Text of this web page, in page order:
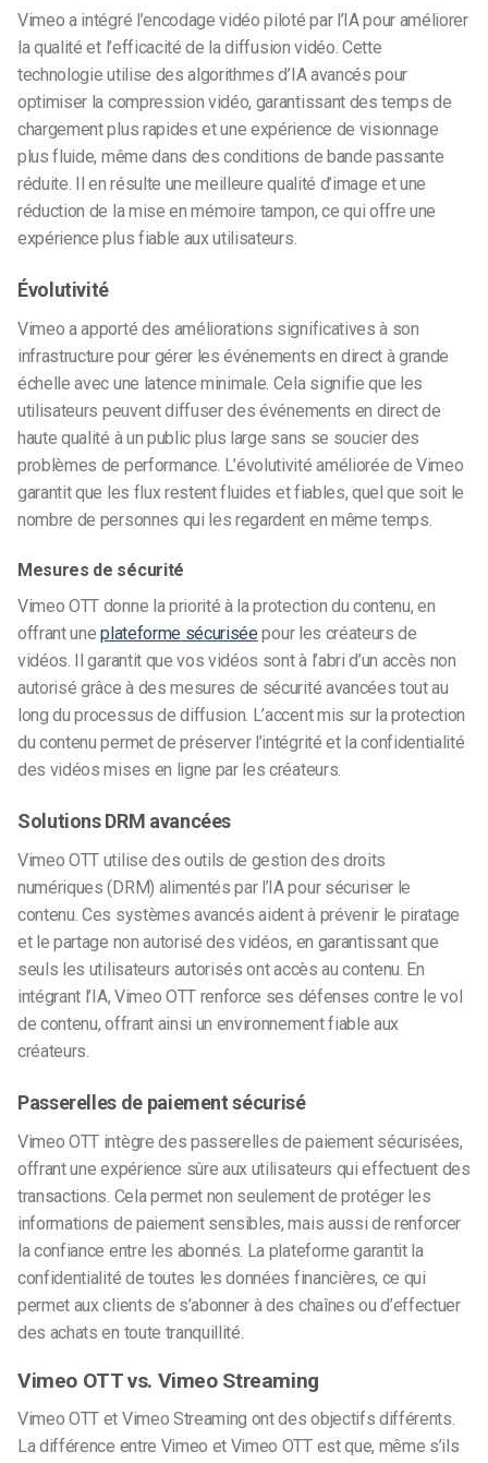
Vimeo a intégré l’encodage vidéo piloté par l’IA pour améliorer
la qualité et l’efficacité de la diffusion vidéo. Cette
technologie utilise des algorithmes d’IA avancés pour
optimiser la compression vidéo, garantissant des temps de
chargement plus rapides et une expérience de visionnage
plus fluide, même dans des conditions de bande passante
réduite. Il en résulte une meilleure qualité d’image et une
réduction de la mise en mémoire tampon, ce qui offre une
expérience plus fiable aux utilisateurs.
Évolutivité
Vimeo a apporté des améliorations significatives à son
infrastructure pour gérer les événements en direct à grande
échelle avec une latence minimale. Cela signifie que les
utilisateurs peuvent diffuser des événements en direct de
haute qualité à un public plus large sans se soucier des
problèmes de performance. L’évolutivité améliorée de Vimeo
garantit que les flux restent fluides et fiables, quel que soit le
nombre de personnes qui les regardent en même temps.
Mesures de sécurité
Vimeo OTT donne la priorité à la protection du contenu, en
offrant uneplateforme sécurisée pour les créateurs de
vidéos. Il garantit que vos vidéos sont à l’abri d’un accès non
autorisé grâce à des mesures de sécurité avancées tout au
long du processus de diffusion. L’accent mis sur la protection
du contenu permet de préserver l’intégrité et la confidentialité
des vidéos mises en ligne par les créateurs.
Solutions DRM avancées
Vimeo OTT utilise des outils de gestion des droits
numériques (DRM) alimentés par l’IA pour sécuriser le
contenu. Ces systèmes avancés aident à prévenir le piratage
et le partage non autorisé des vidéos, en garantissant que
seuls les utilisateurs autorisés ont accès au contenu. En
intégrant l’IA, Vimeo OTT renforce ses défenses contre le vol
de contenu, offrant ainsi un environnement fiable aux
créateurs.
Passerelles de paiement sécurisé
Vimeo OTT intègre des passerelles de paiement sécurisées,
offrant une expérience sûre aux utilisateurs qui effectuent des
transactions. Cela permet non seulement de protéger les
informations de paiement sensibles, mais aussi de renforcer
la confiance entre les abonnés. La plateforme garantit la
confidentialité de toutes les données financières, ce qui
permet aux clients de s’abonner à des chaînes ou d’effectuer
des achats en toute tranquillité.
Vimeo OTT vs. Vimeo Streaming
Vimeo OTT et Vimeo Streaming ont des objectifs différents.
La différence entre Vimeo et Vimeo OTT est que, même s’ils